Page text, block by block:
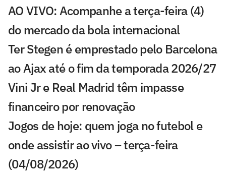
AO VIVO: Acompanhe a terça-feira (4)
do mercado da bola internacional
Ter Stegen é emprestado pelo Barcelona
ao Ajax até o fim da temporada 2026/27
Vini Jr e Real Madrid têm impasse
financeiro por renovação
Jogos de hoje: quem joga no futebol e
onde assistir ao vivo – terça-feira
(04/08/2026)